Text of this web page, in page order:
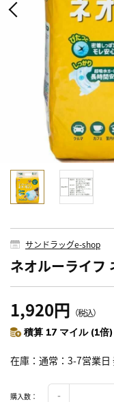
サンドラッグe-shop
ネオルーライフ
1,920円 （税込）
積算 17 マイル (1倍)
在庫 通常：3-7営業日
購入数：